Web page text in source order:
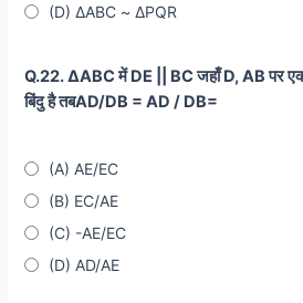
(D) ∆ABC ~ ∆PQR
Q.22. ∆ABC में DE || BC जहाँ D, AB पर
बिंदु है तबAD/DB = AD / DB=
(A) AE/EC
(B) EC/AE
(C) -AE/EC
(D) AD/AE